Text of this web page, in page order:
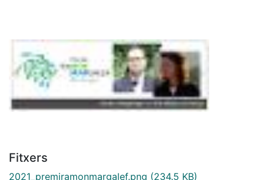
Fitxers
2021_premiramonmargalef.png (234.5 KB)